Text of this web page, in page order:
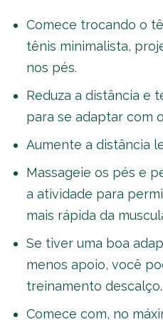
Comece trocando o
tênis minimalista,
nos pés.
Reduza a distância e
para se adaptar com
Aumente a distância
Massageie os pés e
a atividade para
mais rápida da
Se tiver uma boa
menos apoio, você
treinamento descalço.
Comece com, no